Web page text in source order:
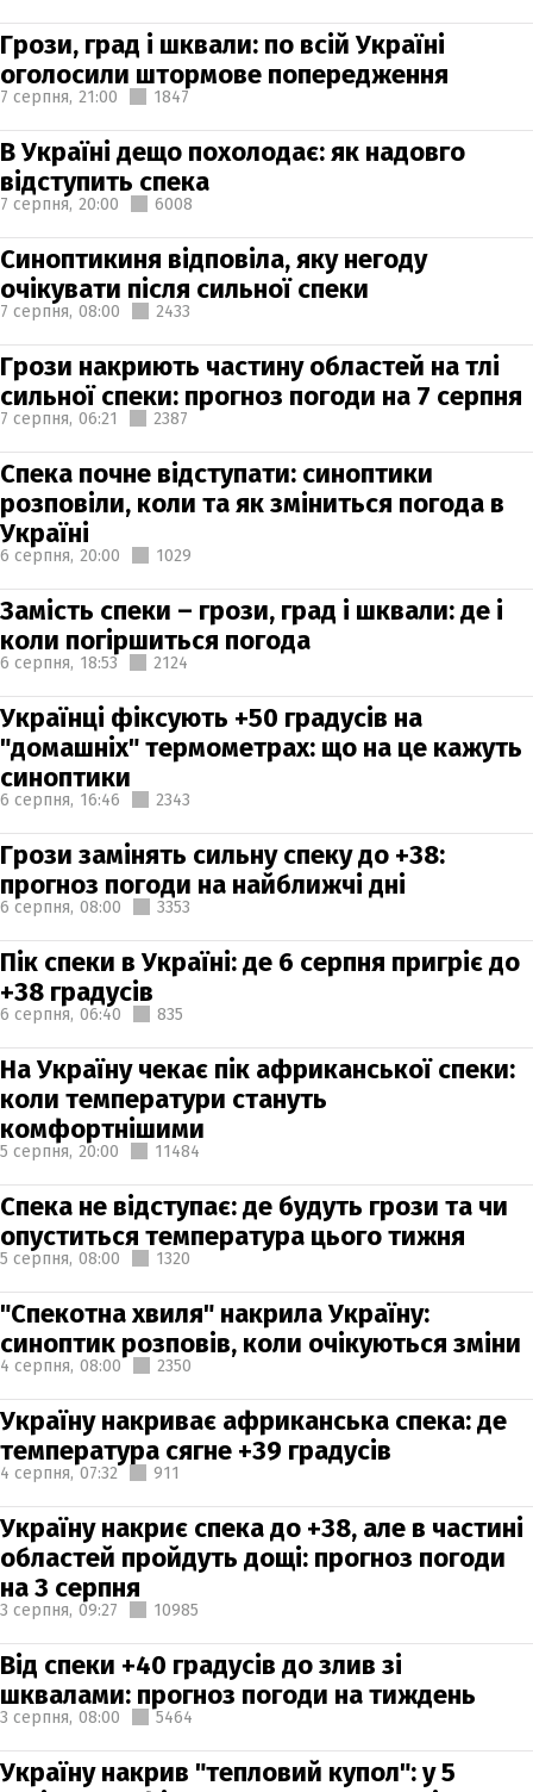
Грози, град і шквали: по всій Україні
оголосили штормове попередження
7 серпня, 21:00 1847
В Україні дещо похолодає: як надовго
відступить спека
7 серпня, 20:00 6008
Синоптикиня відповіла, яку негоду
очікувати після сильної спеки
7 серпня, 08:00 2433
Грози накриють частину областей на тлі
сильної спеки: прогноз погоди на 7 серпня
7 серпня, 06:21 2387
Спека почне відступати: синоптики
розповіли, коли та як зміниться погода в
Україні
6 серпня, 20:00 1029
Замість спеки – грози, град і шквали: де і
коли погіршиться погода
6 серпня, 18:53 2124
Українці фіксують +50 градусів на
"домашніх" термометрах: що на це кажуть
синоптики
6 серпня, 16:46 2343
Грози замінять сильну спеку до +38:
прогноз погоди на найближчі дні
6 серпня, 08:00 3353
Пік спеки в Україні: де 6 серпня пригріє до
+38 градусів
6 серпня, 06:40 835
На Україну чекає пік африканської спеки:
коли температури стануть
комфортнішими
5 серпня, 20:00 11484
Спека не відступає: де будуть грози та чи
опуститься температура цього тижня
5 серпня, 08:00 1320
"Спекотна хвиля" накрила Україну:
синоптик розповів, коли очікуються зміни
4 серпня, 08:00 2350
Україну накриває африканська спека: де
температура сягне +39 градусів
4 серпня, 07:32 911
Україну накриє спека до +38, але в частині
областей пройдуть дощі: прогноз погоди
на 3 серпня
3 серпня, 09:27 10985
Від спеки +40 градусів до злив зі
шквалами: прогноз погоди на тиждень
3 серпня, 08:00 5464
Україну накрив "тепловий купол": у 5